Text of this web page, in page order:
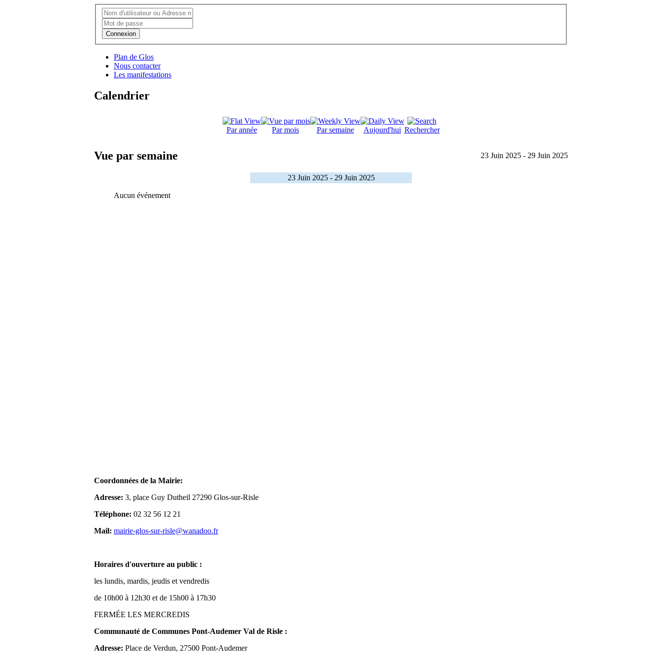
Connexion
Plan de Glos
Nous contacter
Les manifestations
Calendrier
Par année Par mois Par semaine Aujourd'hui Rechercher
Vue par semaine 23 Juin 2025 - 29 Juin 2025
23 Juin 2025 - 29 Juin 2025
Aucun événement
Coordonnées de la Mairie:
Adresse: 3, place Guy Dutheil 27290 Glos-sur-Risle
Téléphone: 02 32 56 12 21
Mail: mairie-glos-sur-risle@wanadoo.fr
Horaires d'ouverture au public :
les lundis, mardis, jeudis et vendredis
de 10h00 à 12h30 et de 15h00 à 17h30
FERMÉE LES MERCREDIS
Communauté de Communes Pont-Audemer Val de Risle :
Adresse: Place de Verdun, 27500 Pont-Audemer